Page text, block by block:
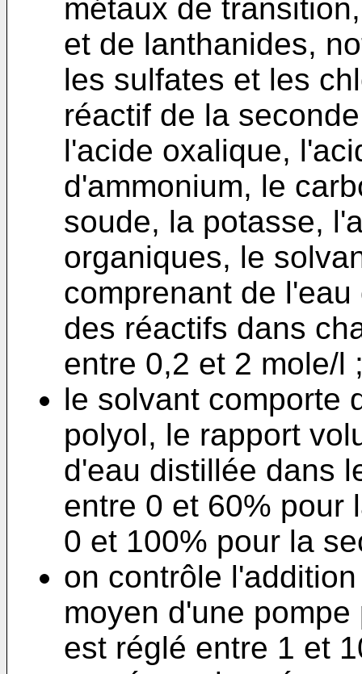
métaux de
et de lanthanides,
les sulfates et les
réactif de la
l'acide oxalique,
d'ammonium, le
soude, la potasse,
organiques, le
comprenant de
des réactifs dans
entre 0,2 et 2 mole/l
le solvant comporte
polyol, le rapport
d'eau distillée dans
entre 0 et 60% pour
0 et 100% pour la
on contrôle
moyen d'une
est réglé entre 1 et